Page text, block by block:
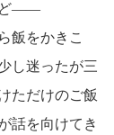
ど――
飯をかきこ
し迷ったが三
ただけのご飯
話を向けてき